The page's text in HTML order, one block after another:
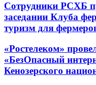
Сотрудники РСХБ
заседании Клуба
туризм для
«Ростелеком»
«БезОпасный
Кенозерского